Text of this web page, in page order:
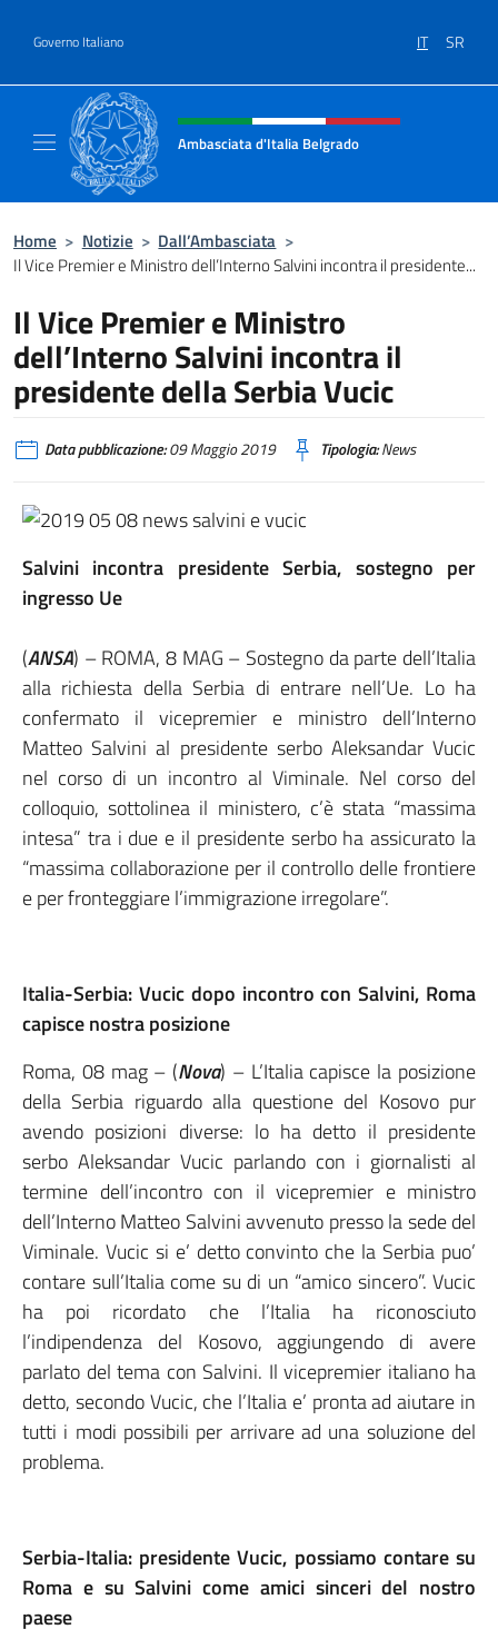
Governo Italiano IT SR
Intestazione sito, social e menù
Ambasciata d'Italia Belgrado
Home > Notizie > Dall’Ambasciata >
Il Vice Premier e Ministro dell’Interno Salvini incontra il presidente...
Il Vice Premier e Ministro
dell’Interno Salvini incontra il
presidente della Serbia Vucic
Data pubblicazione:09 Maggio 2019 Tipologia:News
Salvini incontra presidente Serbia, sostegno per
ingresso Ue
(ANSA) – ROMA, 8 MAG – Sostegno da parte dell’Italia
alla richiesta della Serbia di entrare nell’Ue. Lo ha
confermato il vicepremier e ministro dell’Interno
Matteo Salvini al presidente serbo Aleksandar Vucic
nel corso di un incontro al Viminale. Nel corso del
colloquio, sottolinea il ministero, c’è stata “massima
intesa” tra i due e il presidente serbo ha assicurato la
“massima collaborazione per il controllo delle frontiere
e per fronteggiare l’immigrazione irregolare”.
Italia-Serbia: Vucic dopo incontro con Salvini, Roma
capisce nostra posizione
Roma, 08 mag – (Nova) – L’Italia capisce la posizione
della Serbia riguardo alla questione del Kosovo pur
avendo posizioni diverse: lo ha detto il presidente
serbo Aleksandar Vucic parlando con i giornalisti al
termine dell’incontro con il vicepremier e ministro
dell’Interno Matteo Salvini avvenuto presso la sede del
Viminale. Vucic si e’ detto convinto che la Serbia puo’
contare sull’Italia come su di un “amico sincero”. Vucic
ha poi ricordato che l’Italia ha riconosciuto
l’indipendenza del Kosovo, aggiungendo di avere
parlato del tema con Salvini. Il vicepremier italiano ha
detto, secondo Vucic, che l’Italia e’ pronta ad aiutare in
tutti i modi possibili per arrivare ad una soluzione del
problema.
Serbia-Italia: presidente Vucic, possiamo contare su
Roma e su Salvini come amici sinceri del nostro
paese